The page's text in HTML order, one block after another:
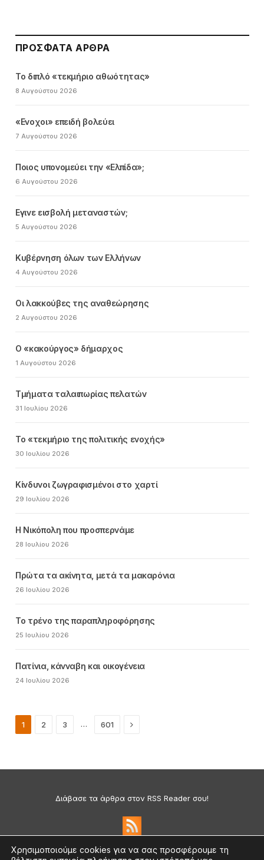
ΠΡΌΣΦΑΤΑ ΆΡΘΡΑ
Το διπλό «τεκμήριο αθωότητας»
8 Αυγούστου 2026
«Ενοχοι» επειδή βολεύει
7 Αυγούστου 2026
Ποιος υπονομεύει την «Ελπίδα»;
6 Αυγούστου 2026
Εγινε εισβολή μεταναστών;
5 Αυγούστου 2026
Κυβέρνηση όλων των Ελλήνων
4 Αυγούστου 2026
Οι λακκούβες της αναθεώρησης
2 Αυγούστου 2026
Ο «κακούργος» δήμαρχος
1 Αυγούστου 2026
Τμήματα ταλαιπωρίας πελατών
31 Ιουλίου 2026
Το «τεκμήριο της πολιτικής ενοχής»
30 Ιουλίου 2026
Κίνδυνοι ζωγραφισμένοι στο χαρτί
29 Ιουλίου 2026
Η Νικόπολη που προσπερνάμε
28 Ιουλίου 2026
Πρώτα τα ακίνητα, μετά τα μακαρόνια
26 Ιουλίου 2026
Το τρένο της παραπληροφόρησης
25 Ιουλίου 2026
Πατίνια, κάνναβη και οικογένεια
24 Ιουλίου 2026
1 2 3 … 601 Next
Διάβασε τα άρθρα στον RSS Reader σου!
Χρησιμοποιούμε cookies για να σας προσφέρουμε τη